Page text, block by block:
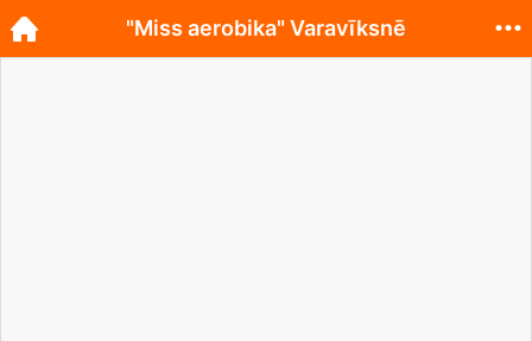
"Miss aerobika" Varavīksnē